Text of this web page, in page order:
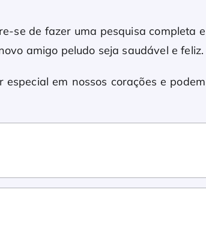
se de fazer uma pesquisa completa e
amigo peludo seja saudável e feliz.
em nossos corações e podem